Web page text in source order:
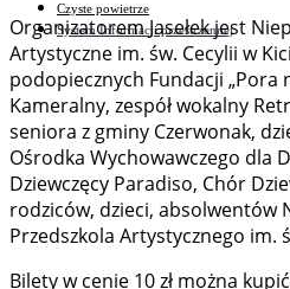
Czyste powietrze
System Informacji przestrzennej
Organizatorem Jasełek jest
Artystyczne im. św. Cecylii w
podopiecznych Fundacji „Pora
Kameralny, zespół wokalny
seniora z gminy Czerwonak,
Ośrodka Wychowawczego dla
Dziewczęcy Paradiso, Chór
rodziców, dzieci, absolwentów
Przedszkola Artystycznego im.
Bilety w cenie 10 zł można